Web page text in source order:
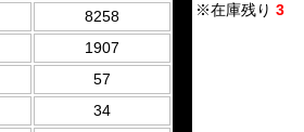
8258
1907
57
34
※在庫残り 3